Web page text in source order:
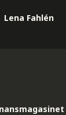
Lena Fahlén